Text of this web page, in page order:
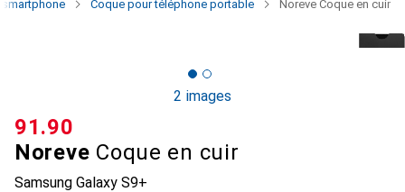
Coque pour téléphone portable Noreve Coque en cuir
2 images
Noreve Coque en cuir
Samsung Galaxy S9+
CHF
91.90